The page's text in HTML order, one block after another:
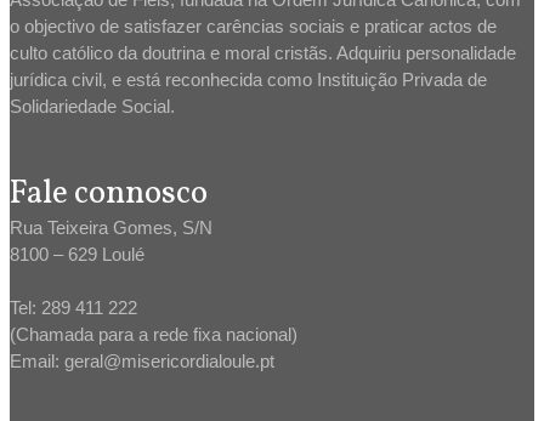
o objectivo de satisfazer carências sociais e praticar actos de
culto católico da doutrina e moral cristãs. Adquiriu personalidade
jurídica civil, e está reconhecida como Instituição Privada de
Solidariedade Social.
Fale connosco
Rua Teixeira Gomes, S/N
8100 – 629 Loulé
Tel: 289 411 222
(Chamada para a rede fixa nacional)
Email: geral@misericordialoule.pt